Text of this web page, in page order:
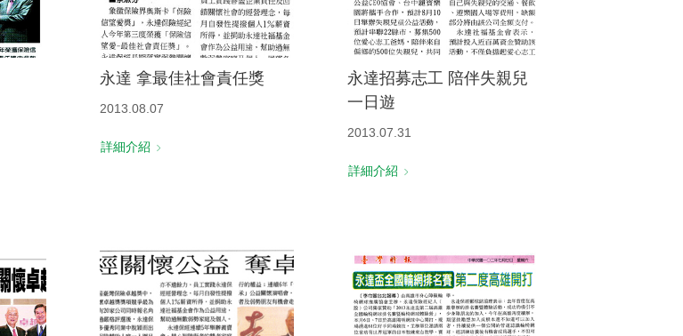
永達 拿最佳社會責任獎
2013.08.07
詳細介紹
永達招募志工 陪伴失親兒
一日遊
2013.07.31
詳細介紹